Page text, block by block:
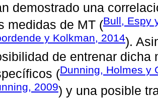
demostrado una
medidas de MT (Bull, Espy
y Kolkman, 2014).
de entrenar dicha
(Dunning, Holmes y
2009) y una posible